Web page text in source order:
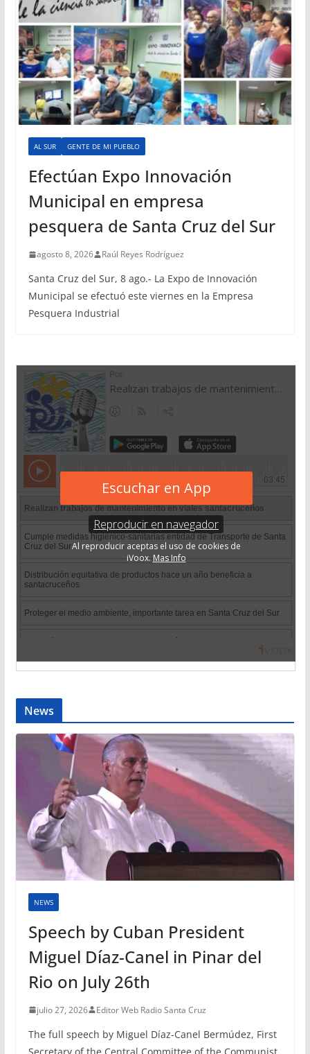
AL SUR GENTE DE MI PUEBLO
Efectúan Expo Innovación
Municipal en empresa
pesquera de Santa Cruz del Sur
agosto 8, 2026 Raúl Reyes Rodríguez
Santa Cruz del Sur, 8 ago.- La Expo de Innovación
Municipal se efectuó este viernes en la Empresa
Pesquera Industrial
News
NEWS
Speech by Cuban President
Miguel Díaz-Canel in Pinar del
Rio on July 26th
julio 27, 2026 Editor Web Radio Santa Cruz
The full speech by Miguel Díaz-Canel Bermúdez, First